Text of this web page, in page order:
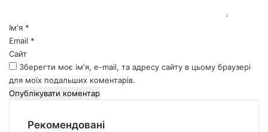
*Ім'я *
Email *
Сайт
Зберегти моє ім'я, e-mail, та адресу сайту в цьому браузері
для моїх подальших коментарів.
Рекомендовані